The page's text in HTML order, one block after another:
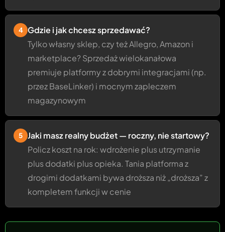
4
Gdzie i jak chcesz sprzedawać?
Tylko własny sklep, czy też Allegro, Amazon i
marketplace? Sprzedaż wielokanałowa
premiuje platformy z dobrymi integracjami (np.
przez BaseLinker) i mocnym zapleczem
magazynowym
5 Jaki masz realny budżet — roczny, nie startowy?
Policz koszt na rok: wdrożenie plus utrzymanie
plus dodatki plus opieka. Tania platforma z
drogimi dodatkami bywa droższa niż „droższa” z
kompletem funkcji w cenie